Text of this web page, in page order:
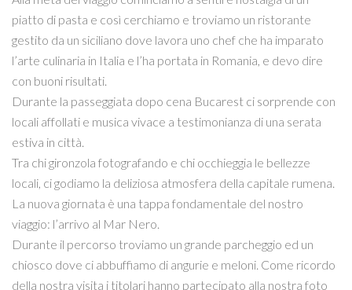
piatto di pasta e così cerchiamo e troviamo un ristorante
gestito da un siciliano dove lavora uno chef che ha imparato
l’arte culinaria in Italia e l’ha portata in Romania, e devo dire
con buoni risultati.
Durante la passeggiata dopo cena Bucarest ci sorprende con
locali affollati e musica vivace a testimonianza di una serata
estiva in città.
Tra chi gironzola fotografando e chi occhieggia le bellezze
locali, ci godiamo la deliziosa atmosfera della capitale rumena.
La nuova giornata è una tappa fondamentale del nostro
viaggio: l’arrivo al Mar Nero.
Durante il percorso troviamo un grande parcheggio ed un
chiosco dove ci abbuffiamo di angurie e meloni. Come ricordo
della nostra visita i titolari hanno partecipato alla nostra foto